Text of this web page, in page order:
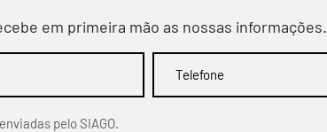
em primeira mão as nossas informações.
pelo SIAGO.